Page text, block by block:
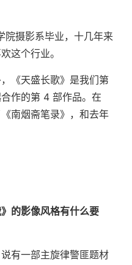
院摄影系毕业，十几年来
这个行业。
《天盛长歌》是我们第
作的第 4 部作品。在
南烟斋笔录》，和去年
的影像风格有什么要
有一部主旋律警匪题材